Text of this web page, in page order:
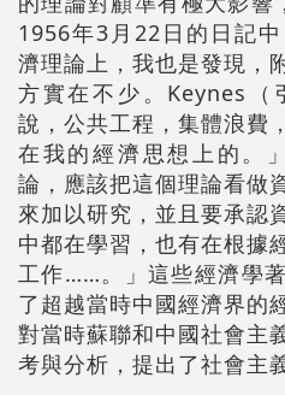
1956年3月22日的日記
濟理論上，我也是發現，
方實在不少。Keynes（
說，公共工程，集體浪費
在我的經濟思想上的。
論，應該把這個理論看做
來加以研究，並且要承認
中都在學習，也有在根據
工作……。」這些經濟學
了超越當時中國經濟界的
對當時蘇聯和中國社會主
考與分析，提出了社會主